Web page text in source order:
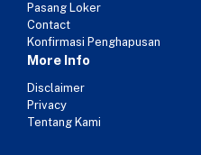
Pasang Loker
Contact
Konfirmasi Penghapusan
More Info
Disclaimer
Privacy
Tentang Kami